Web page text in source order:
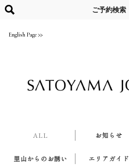
content
English Page
ご予約検索
ALL お知らせ
里山からのお誘い エリアガイド